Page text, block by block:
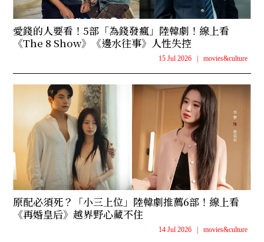
愛錢的人要看！5部「為錢發瘋」陸韓劇！線上看
《The 8 Show》《邊水往事》人性失控
15 Jul 2026 movies&culture
原配必須死？「小三上位」陸韓劇推薦6部！線上看
《再婚皇后》越界野心藏不住
14 Jul 2026 movies&culture